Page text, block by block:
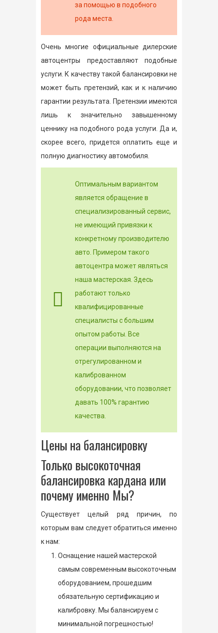
за помощью в подобного
рода места.
Очень многие официальные дилерские
автоцентры предоставляют подобные
услуги. К качеству такой балансировки не
может быть претензий, как и к наличию
гарантии результата. Претензии имеются
лишь к значительно завышенному
ценнику на подобного рода услуги. Да и,
скорее всего, придется оплатить еще и
полную диагностику автомобиля.
Оптимальным вариантом
является обращение в
специализированный сервис,
не имеющий привязки к
конкретному производителю
авто. Примером такого
автоцентра может являться
наша мастерская. Здесь
работают только
квалифицированные
специалисты с большим
опытом работы. Все
операции выполняются на
отрегулированном и
калиброванном
оборудовании, что позволяет
давать 100% гарантию
качества.
Цены на балансировку
Только высокоточная
балансировка кардана или
почему именно Мы?
Существует целый ряд причин, по
которым вам следует обратиться именно
к нам:
Оснащение нашей мастерской
самым современным высокоточным
оборудованием, прошедшим
обязательную сертификацию и
калибровку. Мы балансируем с
минимальной погрешностью!